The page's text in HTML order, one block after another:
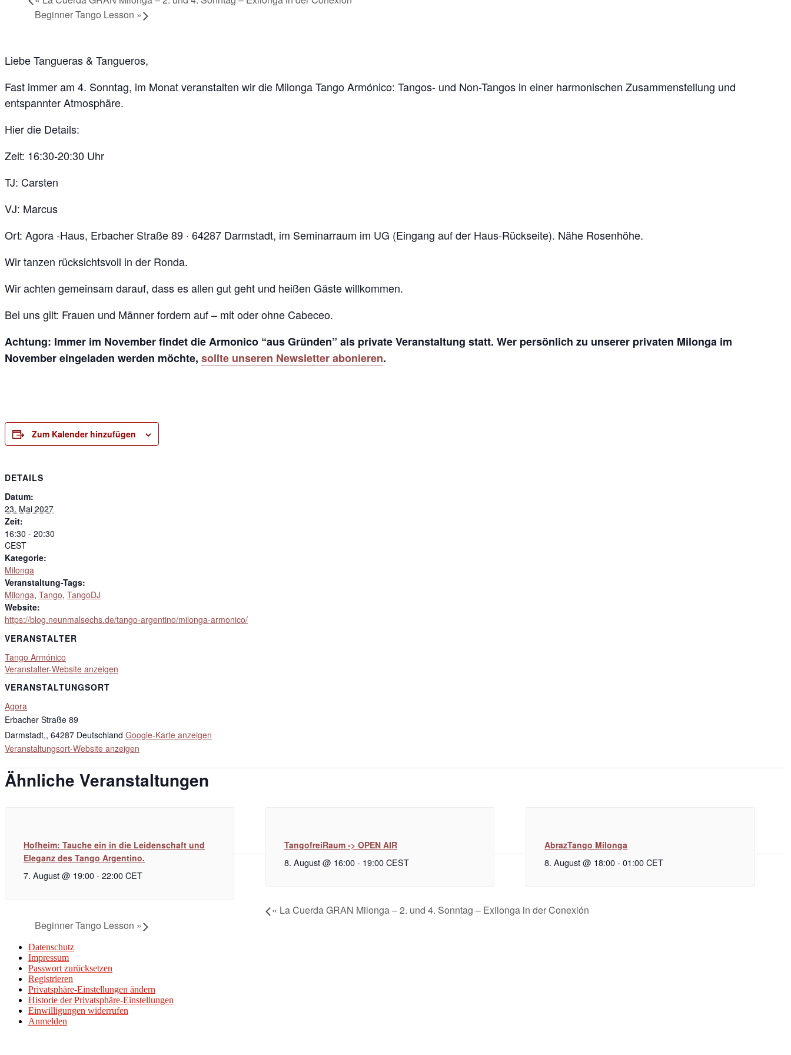
Beginner Tango Lesson »
Liebe Tangueras & Tangueros,
Fast immer am 4. Sonntag, im Monat veranstalten wir die Milonga Tango Armónico: Tangos- und Non-Tangos in einer harmonischen Zusammenstellung und
entspannter Atmosphäre.
Hier die Details:
Zeit: 16:30-20:30 Uhr
TJ: Carsten
VJ: Marcus
Ort: Agora -Haus, Erbacher Straße 89 · 64287 Darmstadt, im Seminarraum im UG (Eingang auf der Haus-Rückseite). Nähe Rosenhöhe.
Wir tanzen rücksichtsvoll in der Ronda.
Wir achten gemeinsam darauf, dass es allen gut geht und heißen Gäste willkommen.
Bei uns gilt: Frauen und Männer fordern auf – mit oder ohne Cabeceo.
Achtung: Immer im November findet die Armonico “aus Gründen” als private Veranstaltung statt. Wer persönlich zu unserer privaten Milonga im
November eingeladen werden möchte, sollte unseren Newsletter abonieren.
Zum Kalender hinzufügen
DETAILS
Datum:
23. Mai 2027
Zeit:
16:30 - 20:30
CEST
Kategorie:
Milonga
Veranstaltung-Tags:
Milonga, Tango, TangoDJ
Website:
https://blog.neunmalsechs.de/tango-argentino/milonga-armonico/
VERANSTALTER
Tango Armónico
Veranstalter-Website anzeigen
VERANSTALTUNGSORT
Agora
Erbacher Straße 89
Darmstadt,, 64287 Deutschland Google-Karte anzeigen
Veranstaltungsort-Website anzeigen
Ähnliche Veranstaltungen
Hofheim: Tauche ein in die Leidenschaft und
Eleganz des Tango Argentino.
7. August @ 19:00- 22:00CET
TangofreiRaum -> OPEN AIR
8. August @ 16:00- 19:00 CEST
AbrazTango Milonga
8. August @ 18:00-01:00 CET
« La Cuerda GRAN Milonga – 2. und 4. Sonntag – Exilonga in der Conexión
Beginner Tango Lesson »
Datenschutz
Impressum
Passwort zurücksetzen
Registrieren
Privatsphäre-Einstellungen ändern
Historie der Privatsphäre-Einstellungen
Einwilligungen widerrufen
Anmelden